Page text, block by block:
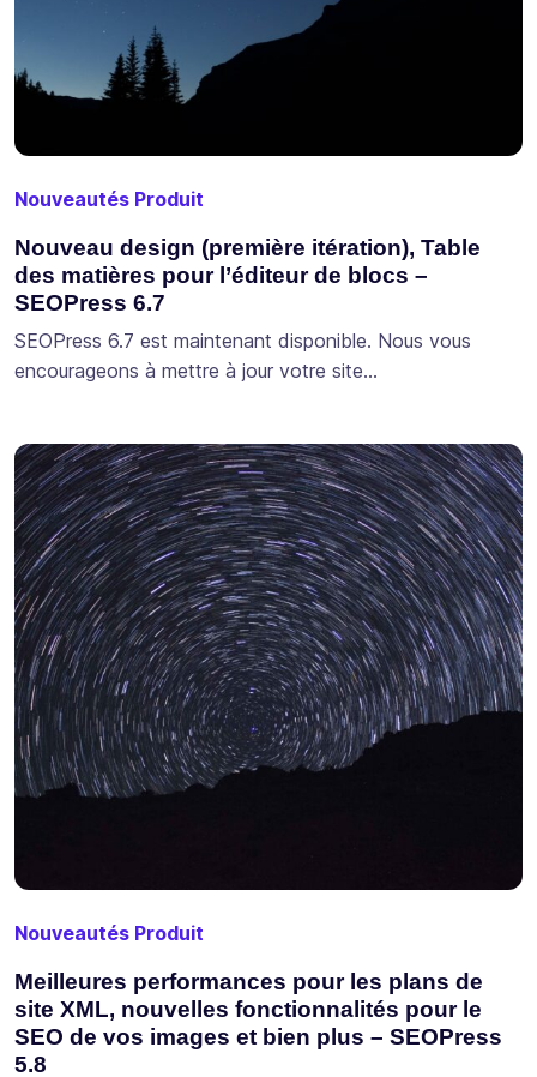
Nouveautés Produit
Nouveau design (première itération), Table
des matières pour l’éditeur de blocs –
SEOPress 6.7
SEOPress 6.7 est maintenant disponible. Nous vous
encourageons à mettre à jour votre site…
Nouveautés Produit
Meilleures performances pour les plans de
site XML, nouvelles fonctionnalités pour le
SEO de vos images et bien plus – SEOPress
5.8